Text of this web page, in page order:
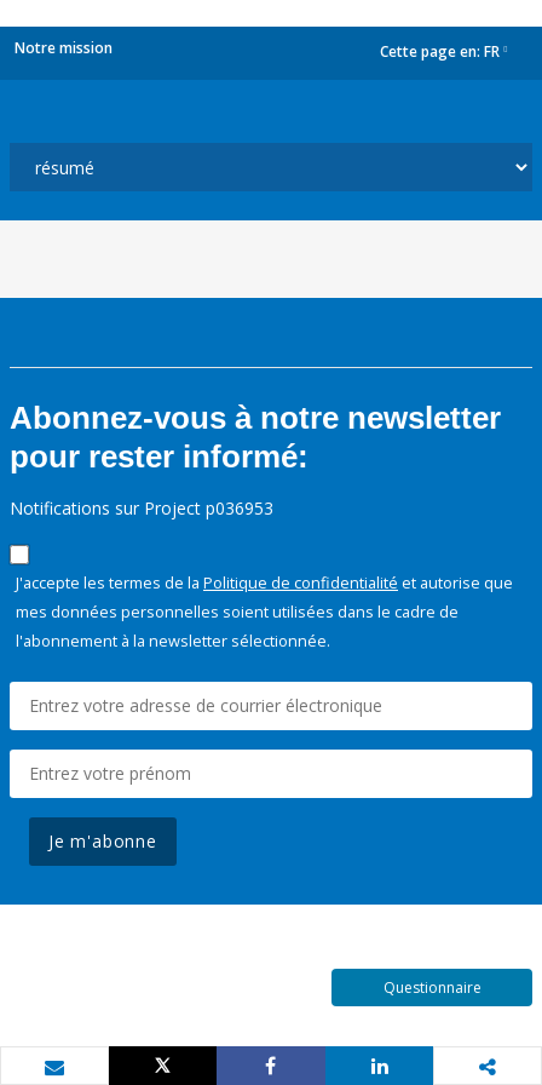
Notre mission Cette page en: FR
Abonnez-vous à notre newsletter
pour rester informé:
Notifications sur Project p036953
J'accepte les termes de la Politique de confidentialité et autorise que
mes données personnelles soient utilisées dans le cadre de
l'abonnement à la newsletter sélectionnée.
Je m'abonne
Questionnaire